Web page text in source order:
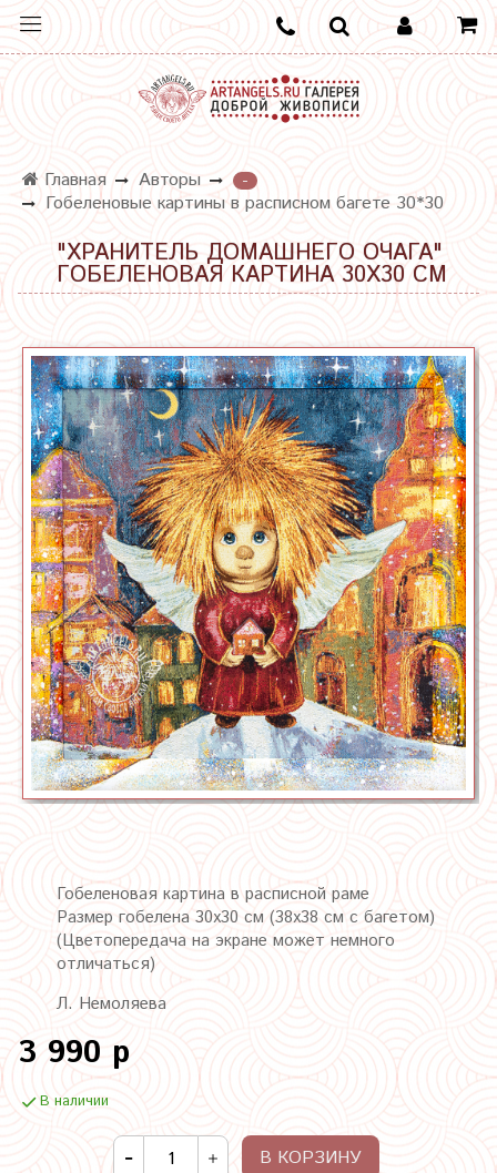
Главная Авторы
-
Гобеленовые картины в расписном багете 30*30
"ХРАНИТЕЛЬ ДОМАШНЕГО ОЧАГА"
ГОБЕЛЕНОВАЯ КАРТИНА 30Х30 СМ
Гобеленовая картина в расписной раме
Размер гобелена 30х30 см (38х38 см с багетом)
(Цветопередача на экране может немного
отличаться)
Л. Немоляева
3 990 р
В наличии
В КОРЗИНУ